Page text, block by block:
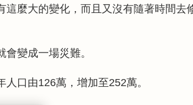
麼大的變化，而且又沒有隨著時間去
變成一場災難。
人口由126萬，增加至252萬。